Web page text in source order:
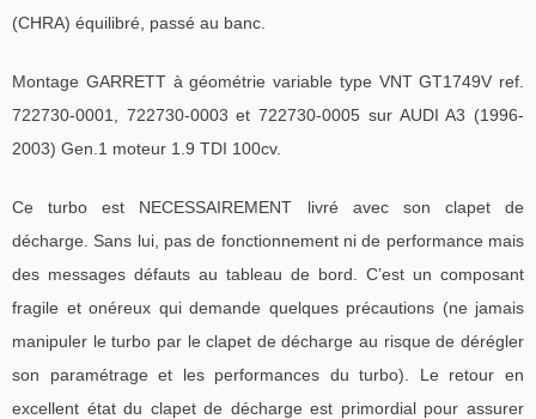
(CHRA) équilibré, passé au banc.
Montage GARRETT à géométrie variable type VNT GT1749V ref.
722730-0001, 722730-0003 et 722730-0005 sur AUDI A3 (1996-
2003) Gen.1 moteur 1.9 TDI 100cv.
Ce turbo est NECESSAIREMENT livré avec son clapet de
décharge. Sans lui, pas de fonctionnement ni de performance mais
des messages défauts au tableau de bord. C’est un composant
fragile et onéreux qui demande quelques précautions (ne jamais
manipuler le turbo par le clapet de décharge au risque de dérégler
son paramétrage et les performances du turbo). Le retour en
excellent état du clapet de décharge est primordial pour assurer